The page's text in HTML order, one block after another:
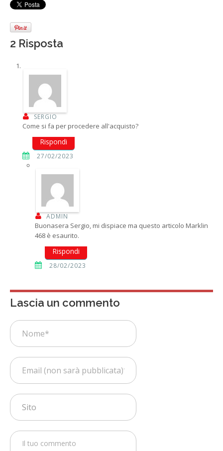
2 Risposta
SERGIO
Come si fa per procedere all'acquisto?
Rispondi
27/02/2023
ADMIN
Buonasera Sergio, mi dispiace ma questo articolo Marklin
468 è esaurito.
Rispondi
28/02/2023
Lascia un commento